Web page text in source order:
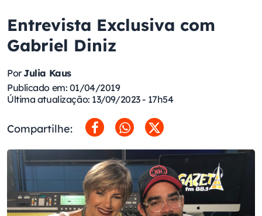
Entrevista Exclusiva com
Gabriel Diniz
PorJulia Kaus
Publicado em: 01/04/2019
Última atualização: 13/09/2023 - 17h54
Compartilhe: